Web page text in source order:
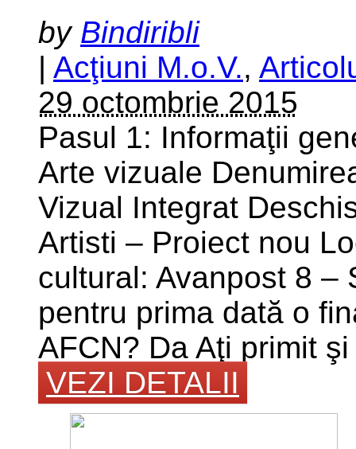
by Bindiribli
| Acţiuni M.o.V.,
29 octombrie 2015
Pasul 1: Informaţii
Arte vizuale
Vizual Integrat
Artisti – Proiect nou
cultural: Avanpost 8 –
pentru prima dată o
AFCN? Da Aţi primit
VEZI DETALII